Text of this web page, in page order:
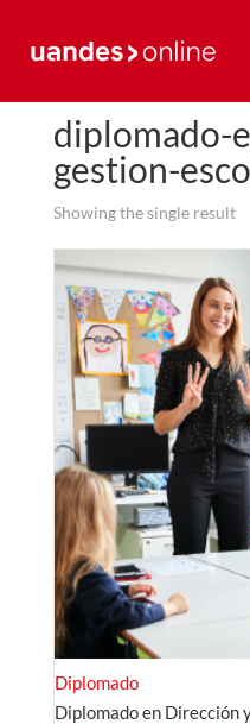
diplomado-
gestion-
Showing the single result
Diplomado
Diplomado en Dirección